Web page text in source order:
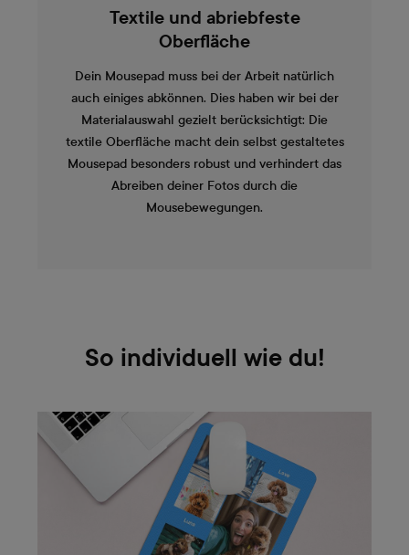
Textile und abriebfeste
Oberfläche
Dein Mousepad muss bei der Arbeit natürlich
auch einiges abkönnen. Dies haben wir bei der
Materialauswahl gezielt berücksichtigt: Die
textile Oberfläche macht dein selbst gestaltetes
Mousepad besonders robust und verhindert das
Abreiben deiner Fotos durch die
Mousebewegungen.
So individuell wie du!